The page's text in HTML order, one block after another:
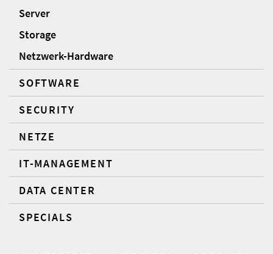
Server
Storage
Netzwerk-Hardware
SOFTWARE
SECURITY
NETZE
IT-MANAGEMENT
DATA CENTER
SPECIALS